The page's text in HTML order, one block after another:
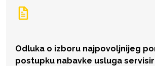
Odluka o izboru najpovoljnijeg
postupku nabavke usluga